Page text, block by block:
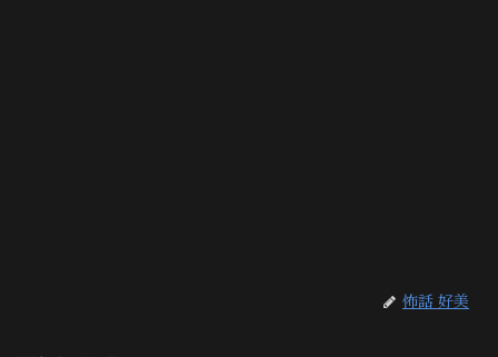
怖話 好美